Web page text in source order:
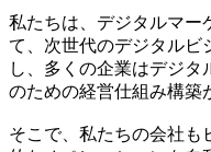
私たちは、デジタルマー
て、次世代のデジタルビ
し、多くの企業はデジ
のための経営仕組み構築
そこで、私たちの会社も